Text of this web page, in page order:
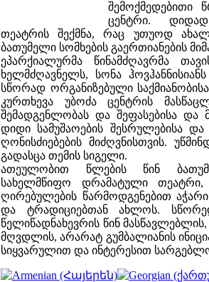
შემოქმედებითი
ცენტრი. დიდად
თეატრის შექმნა, რაც უთუოდ
ბათუმელი სომხების გაერთიანების
ეპარქიალურმა წინამძღავრმა
ხელმძღავნელს, სონა
სწორად ორგანიზებული
კურთხევა უბოძა ცენტრის
შემადგენლობას და შეფასებისა და
დიდი სამუშაოების შესრულებისა
ღონისძიებების მიძღვნისთვის.
გადასცა თემის სიგელი.
ათეულობით წლების წინ
სახელმწიფო დრამატული
ღირებულების წარმოდგენებით
და ტრადიციებთან ახლოს.
წელიწადნახევრის წინ
მღვდლის, არარატ გუმბალიანის
სიყვარულით და ინტერესით